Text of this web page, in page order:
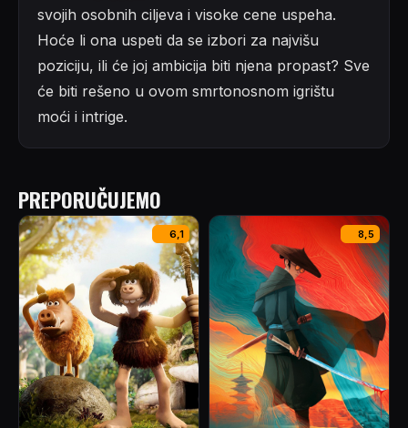
svojih osobnih ciljeva i visoke cene uspeha.
Hoće li ona uspeti da se izbori za najvišu
poziciju, ili će joj ambicija biti njena propast? Sve
će biti rešeno u ovom smrtonosnom igrištu
moći i intrige.
PREPORUČUJEMO
6,1 8,5